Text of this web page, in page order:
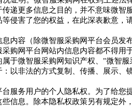
递更多信息之目的，并不意味微
侵害了您的权益，在此深表歉意
内容（除微智服采购网平台会员发
购网平台网站内信息内容都不得用
于微智服采购网知识产权、"微智
以非法的方式复制、传播、展示、
服务用户的个人隐私权。为了给
信息。除本隐私权政策另有规定